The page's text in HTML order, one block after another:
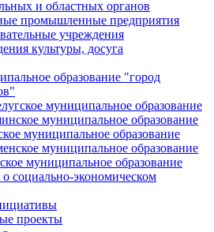
и областных органов
промышленные предприятия
учреждения
культуры, досуга
образование "город
муниципальное образование
муниципальное образование
муниципальное образование
муниципальное образование
муниципальное образование
социально-экономическом
проекты